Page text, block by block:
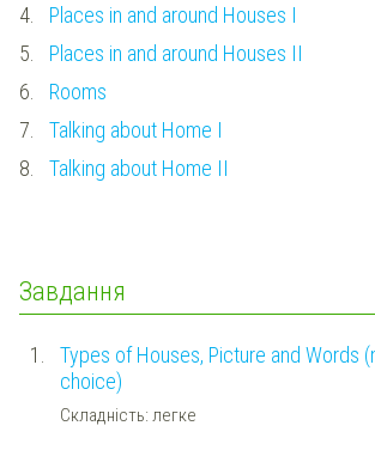
4.
Places in and around Houses I
5.
Places in and around Houses II
6.
Rooms
7.
Talking about Home I
8.
Talking about Home II
Завдання
1.
Types of Houses, Picture and Words
choice)
Складність: легке